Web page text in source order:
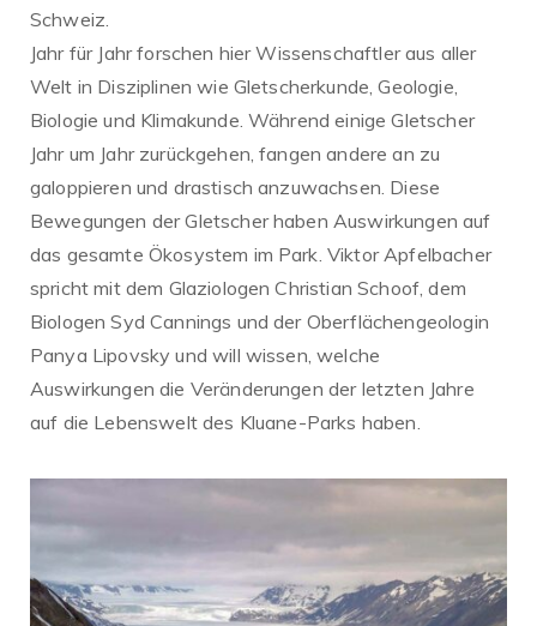
Schweiz.
Jahr für Jahr forschen hier Wissenschaftler aus aller
Welt in Disziplinen wie Gletscherkunde, Geologie,
Biologie und Klimakunde. Während einige Gletscher
Jahr um Jahr zurückgehen, fangen andere an zu
galoppieren und drastisch anzuwachsen. Diese
Bewegungen der Gletscher haben Auswirkungen auf
das gesamte Ökosystem im Park. Viktor Apfelbacher
spricht mit dem Glaziologen Christian Schoof, dem
Biologen Syd Cannings und der Oberflächengeologin
Panya Lipovsky und will wissen, welche
Auswirkungen die Veränderungen der letzten Jahre
auf die Lebenswelt des Kluane-Parks haben.